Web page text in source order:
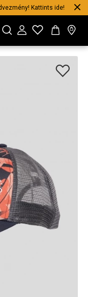
Kattints ide!